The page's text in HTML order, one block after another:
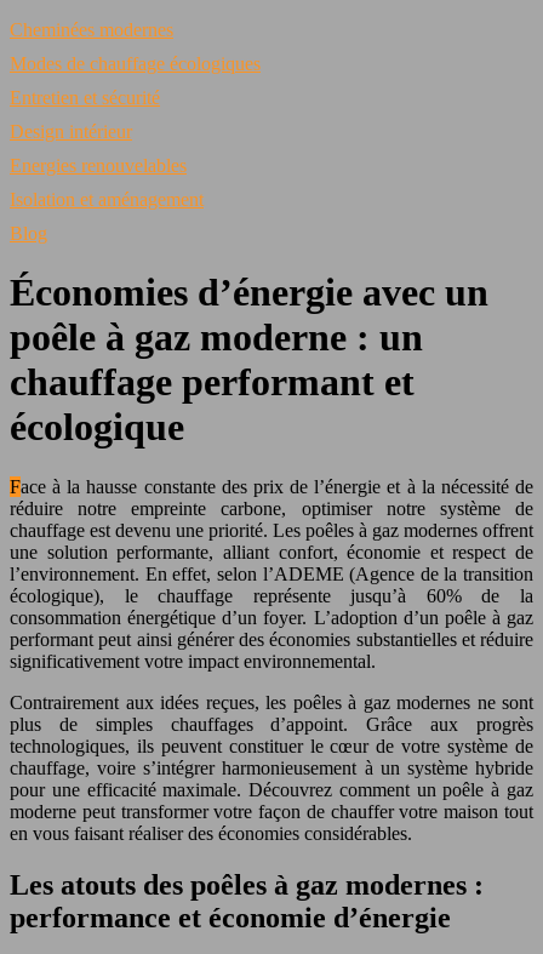
Cheminées modernes
Modes de chauffage écologiques
Entretien et sécurité
Design intérieur
Energies renouvelables
Isolation et aménagement
Blog
Économies d’énergie avec un
poêle à gaz moderne : un
chauffage performant et
écologique
Face à la hausse constante des prix de l’énergie et à la nécessité de
réduire notre empreinte carbone, optimiser notre système de
chauffage est devenu une priorité. Les poêles à gaz modernes offrent
une solution performante, alliant confort, économie et respect de
l’environnement. En effet, selon l’ADEME (Agence de la transition
écologique), le chauffage représente jusqu’à 60% de la
consommation énergétique d’un foyer. L’adoption d’un poêle à gaz
performant peut ainsi générer des économies substantielles et réduire
significativement votre impact environnemental.
Contrairement aux idées reçues, les poêles à gaz modernes ne sont
plus de simples chauffages d’appoint. Grâce aux progrès
technologiques, ils peuvent constituer le cœur de votre système de
chauffage, voire s’intégrer harmonieusement à un système hybride
pour une efficacité maximale. Découvrez comment un poêle à gaz
moderne peut transformer votre façon de chauffer votre maison tout
en vous faisant réaliser des économies considérables.
Les atouts des poêles à gaz modernes :
performance et économie d’énergie